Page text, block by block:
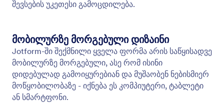
შენახვა და მოგვიანებით გაგრძელება
აქციეთ არასრული ჩანაწერები საჭირო
მონაცემებად. საშუალება მიეცით მომხმარებლებს
შეინახონ თავიანთი პროგრესი და დაასრულონ
ფორმის შევსება მოგვიანებით.